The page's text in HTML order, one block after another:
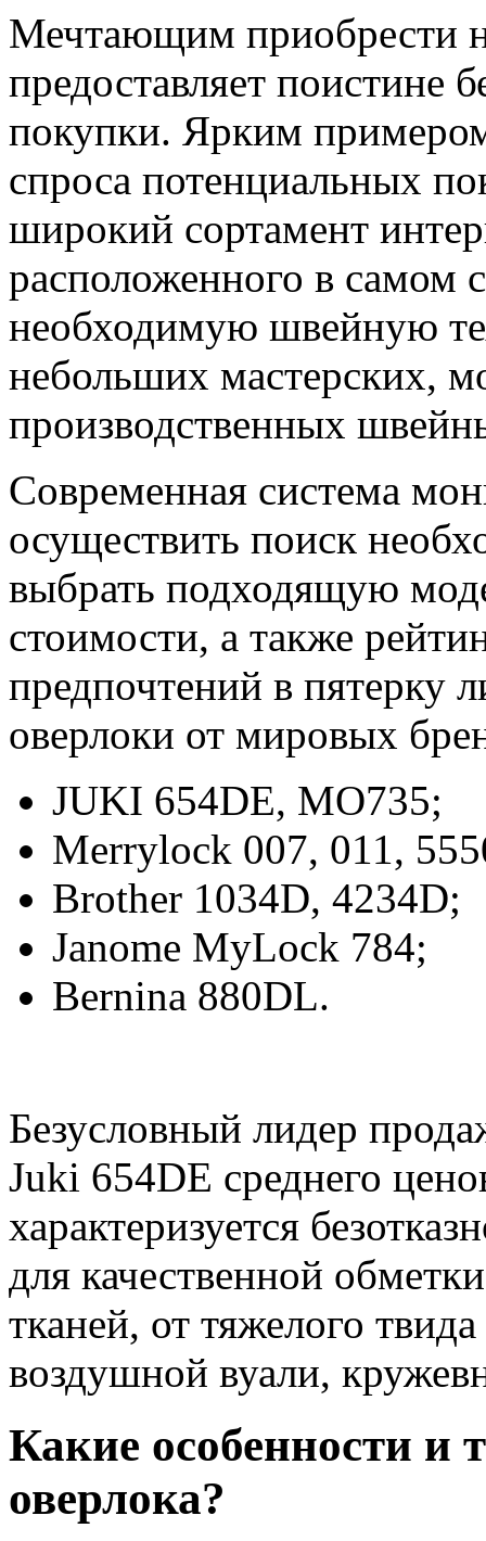
Мечтающим приобрести
предоставляет поистине
покупки. Ярким
спроса потенциальных
широкий сортамент
расположенного в самом
необходимую швейную
небольших мастерских,
производственных
Современная система
осуществить поиск
выбрать подходящую
стоимости, а также
предпочтений в пятерку
оверлоки от мировых
JUKI 654DE, MO735;
Merrylock 007, 011,
Brother 1034D, 4234D;
Janome MyLock 784;
Bernina 880DL.
Безусловный лидер
Juki 654DE среднего
характеризуется
для качественной
тканей, от тяжелого
воздушной вуали,
Какие особенности и
оверлока?